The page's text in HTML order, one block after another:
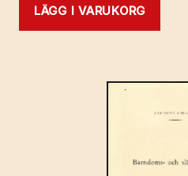
LÄGG I VARUKORG